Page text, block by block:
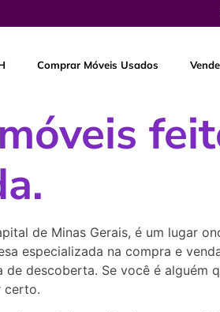
Comprar Móveis Usados
de Minas Gerais, é um lugar
especializada na compra e
de descoberta. Se você é alguém
certo.